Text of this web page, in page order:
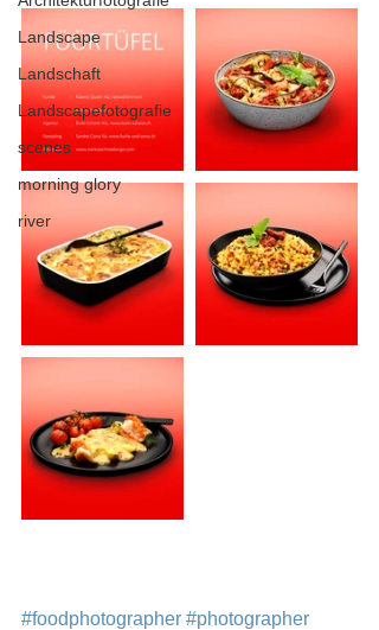
Landscape
Landschaft
Landscapefotografie
scenes
morning glory
river
#foodphotographer #photographer